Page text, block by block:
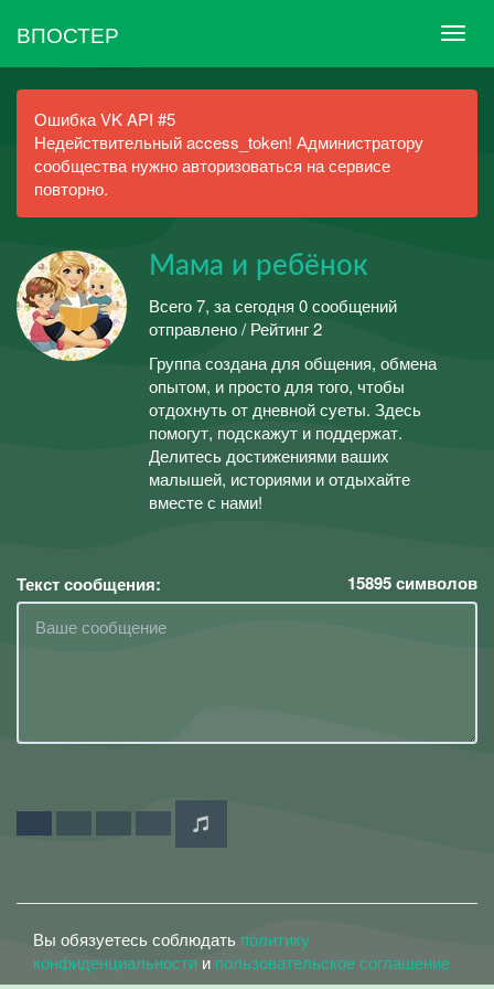
ВПОСТЕР
Ошибка VK API #5
Недействительный access_token! Администратору
сообщества нужно авторизоваться на сервисе
повторно.
Мама и ребёнок
Всего 7, за сегодня 0 сообщений
отправлено / Рейтинг 2
Группа создана для общения, обмена
опытом, и просто для того, чтобы
отдохнуть от дневной суеты. Здесь
помогут, подскажут и поддержат.
Делитесь достижениями ваших
малышей, историями и отдыхайте
вместе с нами!
Текст сообщения: 15895символов
Вы обязуетесь соблюдать политику
конфиденциальности и пользовательское соглашение